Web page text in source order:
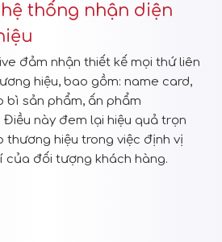
thống nhận diện
đảm nhận thiết kế mọi thứ liên
hiệu, bao gồm: name card,
bì sản phẩm, ấn phẩm
Điều này đem lại hiệu quả trọn
thương hiệu trong việc định vị
của đối tượng khách hàng.